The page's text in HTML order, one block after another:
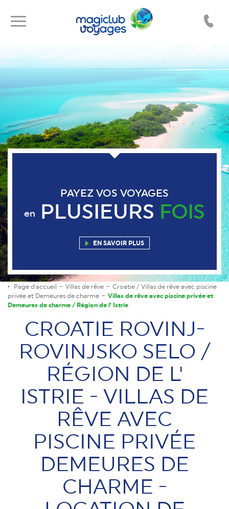
Toggle
Toggle
navigation
PAYEZ VOS VOYAGES
en PLUSIEURS FOIS
EN SAVOIR PLUS
Page d'accueil Villas de rêve
Croatie / Villas de rêve avec piscine
privée et Demeures de charme
Villas de rêve avec piscine privée et
Demeures de charme / Région de l' Istrie
CROATIE ROVINJ-
ROVINJSKO SELO /
RÉGION DE L'
ISTRIE - VILLAS DE
RÊVE AVEC
PISCINE PRIVÉE
DEMEURES DE
CHARME -